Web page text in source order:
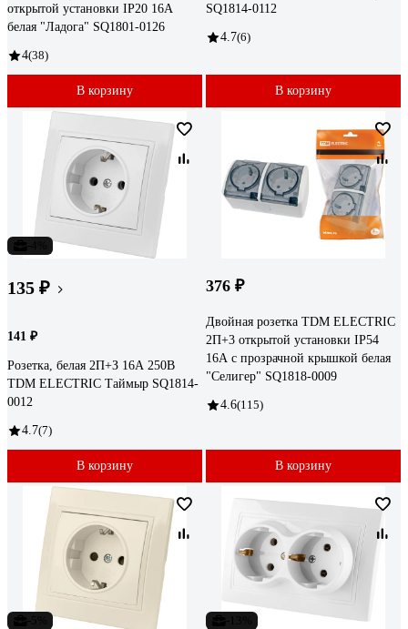
открытой установки IP20 16A
белая "Ладога" SQ1801-0126
4(38)
В корзину
SQ1814-0112
4.7(6)
В корзину
135 ₽
141 ₽
Розетка, белая 2П+З 16А 250В
TDM ELECTRIC Таймыр SQ1814-
0012
4.7(7)
В корзину
376 ₽
Двойная розетка TDM ELECTRIC
2П+3 открытой установки IP54
16А с прозрачной крышкой белая
"Селигер" SQ1818-0009
4.6(115)
В корзину